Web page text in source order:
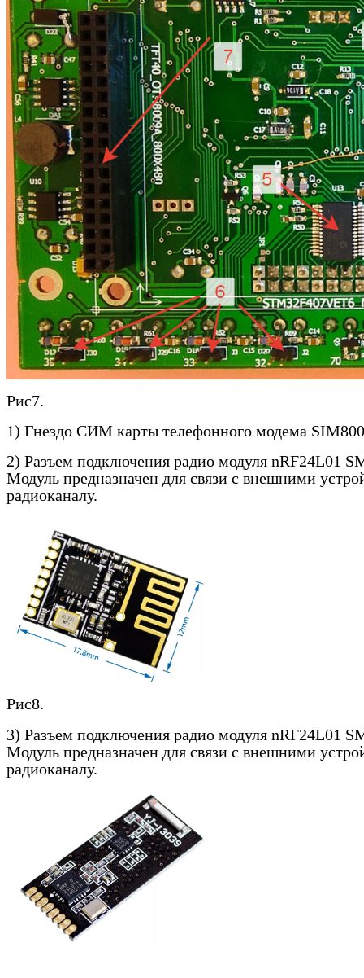
Рис7.
1) Гнездо СИМ карты телефонного модема SIM800
2) Разъем подключения радио модуля nRF24L01
Модуль предназначен для связи с внешними
радиоканалу.
Рис8.
3) Разъем подключения радио модуля nRF24L01
Модуль предназначен для связи с внешними
радиоканалу.